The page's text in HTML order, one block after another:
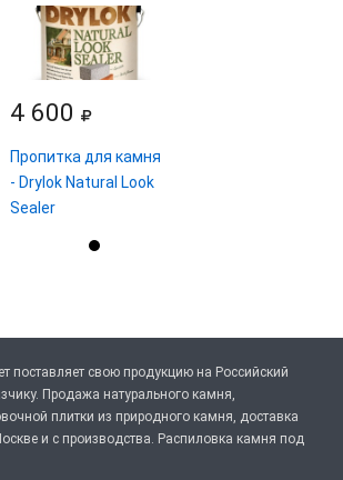
4 600
Пропитка для камня
- Drylok Natural Look
Sealer
поставляет свою продукцию на Российский
Продажа натурального камня,
плитки из природного камня, доставка
и с производства. Распиловка камня под